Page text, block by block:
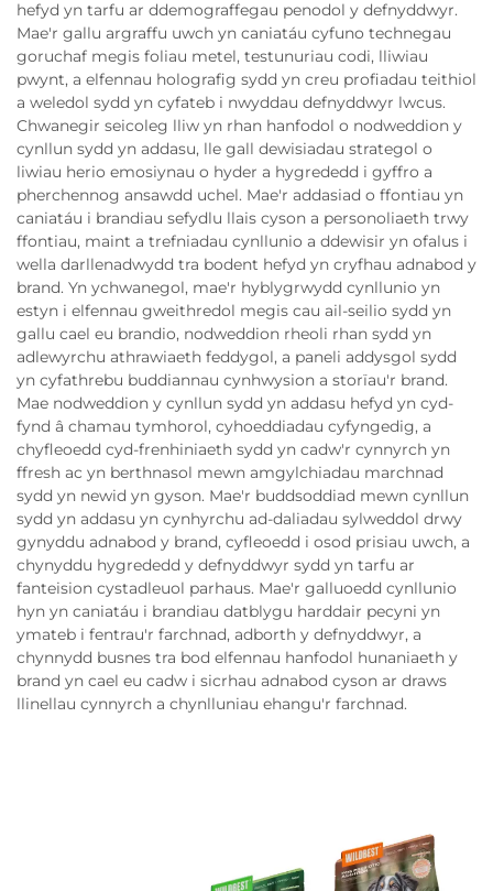
hefyd yn tarfu ar ddemograffegau penodol y defnyddwyr.
Mae'r gallu argraffu uwch yn caniatáu cyfuno technegau
goruchaf megis foliau metel, testunuriau codi, lliwiau
pwynt, a elfennau holografig sydd yn creu profiadau teithiol
a weledol sydd yn cyfateb i nwyddau defnyddwyr lwcus.
Chwanegir seicoleg lliw yn rhan hanfodol o nodweddion y
cynllun sydd yn addasu, lle gall dewisiadau strategol o
liwiau herio emosiynau o hyder a hygrededd i gyffro a
pherchennog ansawdd uchel. Mae'r addasiad o ffontiau yn
caniatáu i brandiau sefydlu llais cyson a personoliaeth trwy
ffontiau, maint a trefniadau cynllunio a ddewisir yn ofalus i
wella darllenadwydd tra bodent hefyd yn cryfhau adnabod y
brand. Yn ychwanegol, mae'r hyblygrwydd cynllunio yn
estyn i elfennau gweithredol megis cau ail-seilio sydd yn
gallu cael eu brandio, nodweddion rheoli rhan sydd yn
adlewyrchu athrawiaeth feddygol, a paneli addysgol sydd
yn cyfathrebu buddiannau cynhwysion a storïau'r brand.
Mae nodweddion y cynllun sydd yn addasu hefyd yn cyd-
fynd â chamau tymhorol, cyhoeddiadau cyfyngedig, a
chyfleoedd cyd-frenhiniaeth sydd yn cadw'r cynnyrch yn
ffresh ac yn berthnasol mewn amgylchiadau marchnad
sydd yn newid yn gyson. Mae'r buddsoddiad mewn cynllun
sydd yn addasu yn cynhyrchu ad-daliadau sylweddol drwy
gynyddu adnabod y brand, cyfleoedd i osod prisiau uwch, a
chynyddu hygrededd y defnyddwyr sydd yn tarfu ar
fanteision cystadleuol parhaus. Mae'r galluoedd cynllunio
hyn yn caniatáu i brandiau datblygu harddair pecyni yn
ymateb i fentrau'r farchnad, adborth y defnyddwyr, a
chynnydd busnes tra bod elfennau hanfodol hunaniaeth y
brand yn cael eu cadw i sicrhau adnabod cyson ar draws
llinellau cynnyrch a chynlluniau ehangu'r farchnad.